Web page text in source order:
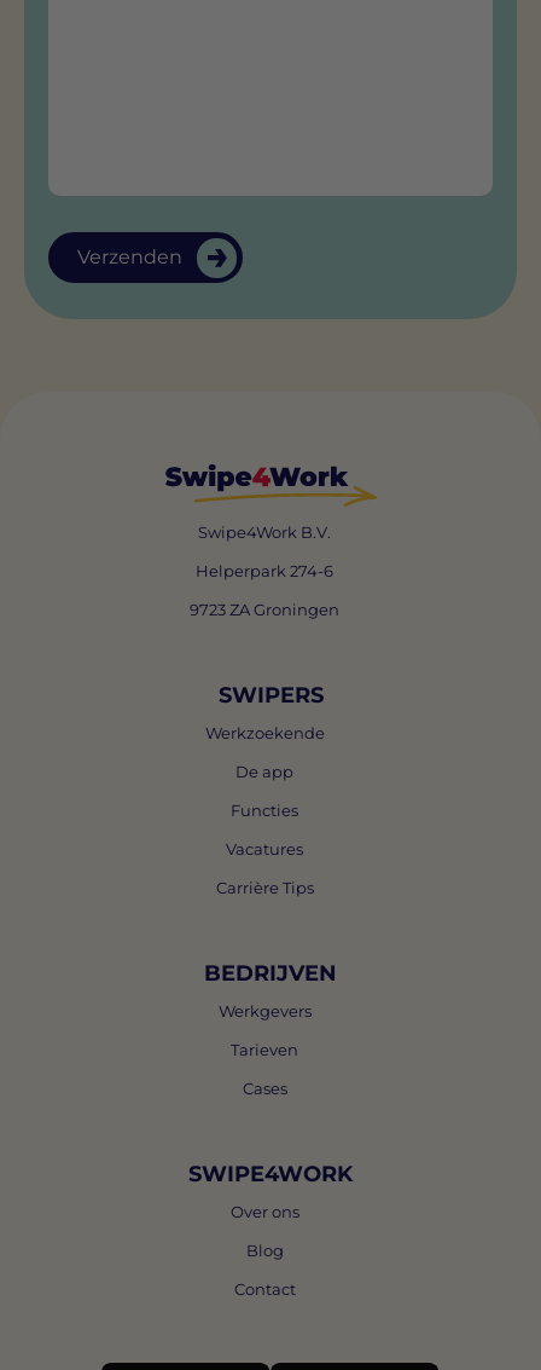
Verzenden
Swipe4Work B.V.
Helperpark 274-6
9723 ZA Groningen
SWIPERS
Werkzoekende
De app
Functies
Vacatures
Carrière Tips
BEDRIJVEN
Werkgevers
Tarieven
Cases
SWIPE4WORK
Over ons
Blog
Contact